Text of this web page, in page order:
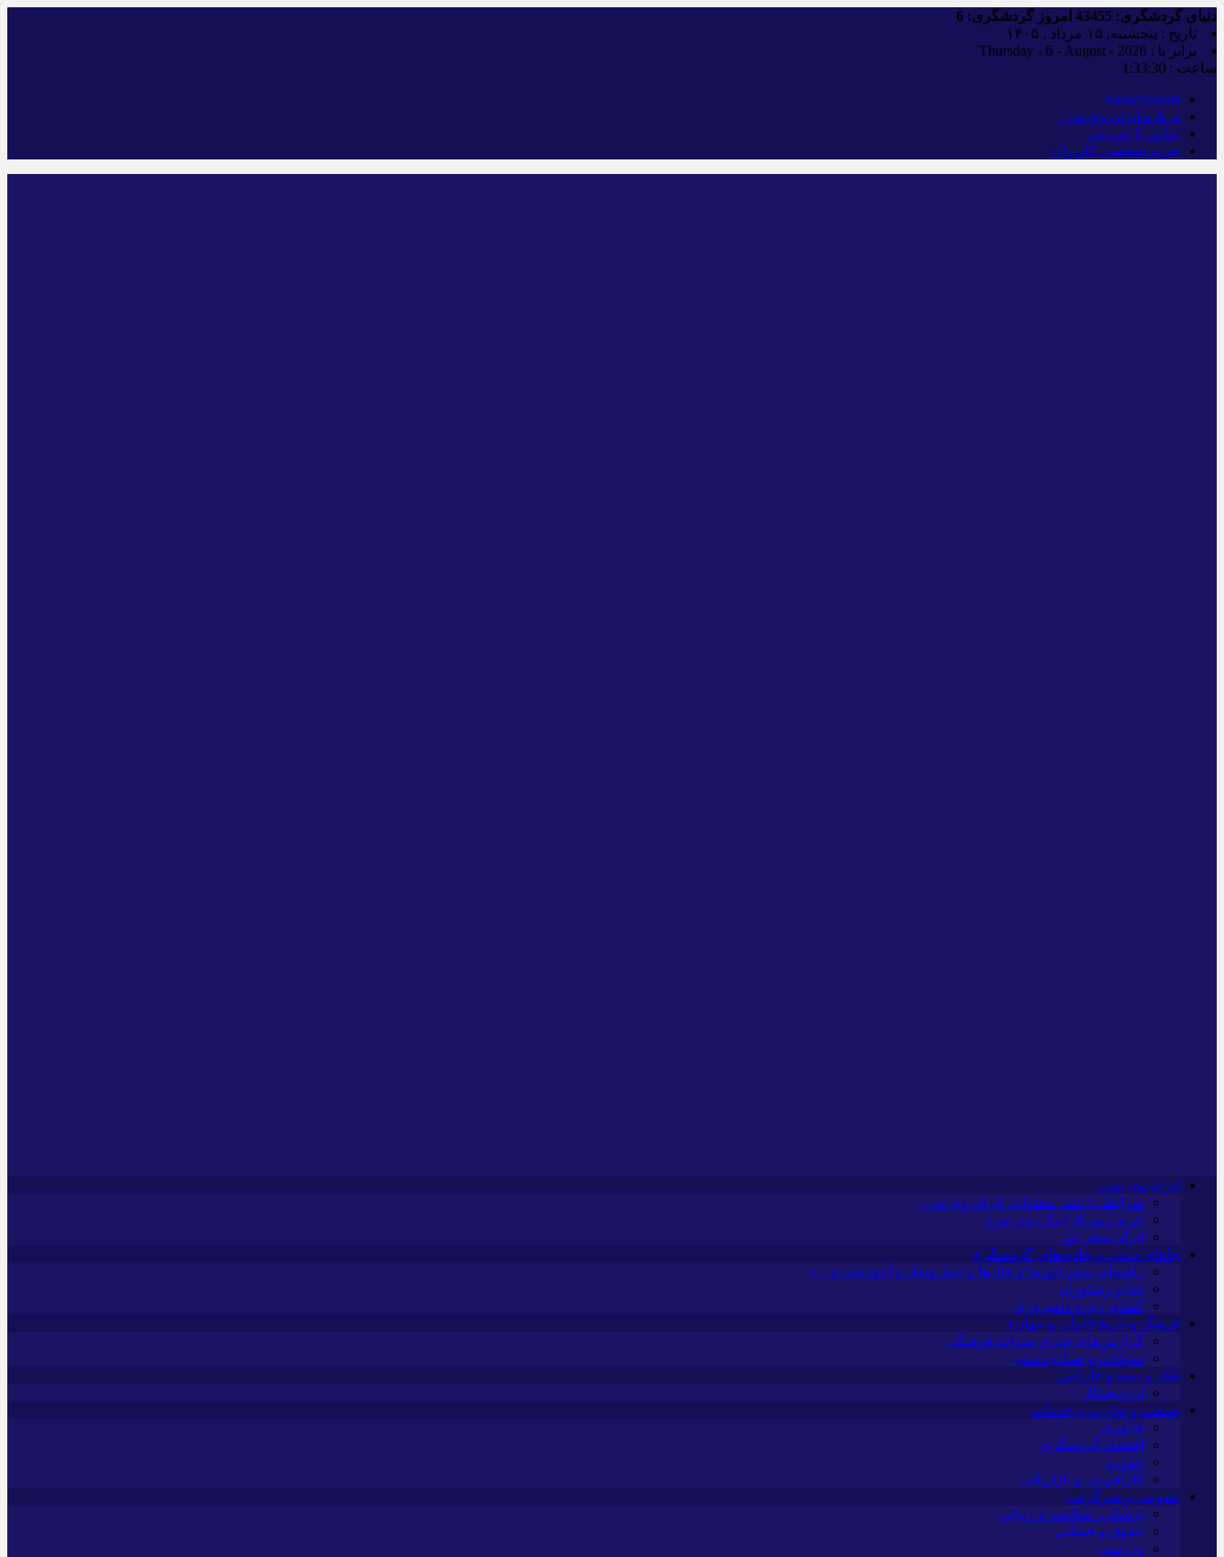
دنیای گردشگری: امروز گردشگری:
تاریخ : پنجشنبه, ۱۵ مرداد , ۱۴۰۵
برابر با : Thursday - 6 - August - 2026
ساعت : 1:33:31
iranwaytours
درباره ایران وی تورز
تماس با سردبیر
حریم شخصی کاربران
ایران وی تورز
شرایط بازنشر محتوا در ایران وی تورز
خرید رپورتاژ ایران وی تورز
ایران سفر تور
جاهای دیدنی و جاذبه‌های گردشگری
راهنمای سفر (تورها و هتل‌ها و حمل‌و‌نقل و آموزشی و…)
غذا و رستوران
کشاورزی و دامپروری
فرهنگ و تاریخ (ایران و جهان)
گزارش‌های خبری میراث فرهنگی
سوغات و صنایع دستی
بانک و بیمه و فارکس
ارزدیجیتال
صنعت و تجارت و خدمات
فناوری
اقتصاد گردشگری
خودرو
کارآفرینی و بازاریابی
عمومی و سرگرمی
پزشکی، سلامت و زیبایی
حقوق و قضایی
ورزشی